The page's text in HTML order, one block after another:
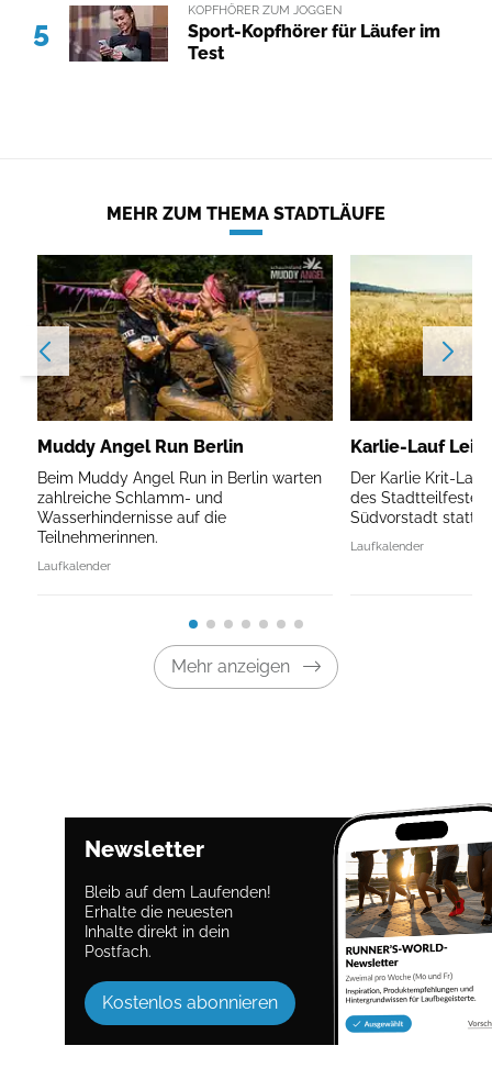
5
KOPFHÖRER ZUM JOGGEN
Sport-Kopfhörer für Läufer im
Test
MEHR ZUM THEMA STADTLÄUFE
Muddy Angel Run Berlin
Beim Muddy Angel Run in Berlin warten
zahlreiche Schlamm- und
Wasserhindernisse auf die
Teilnehmerinnen.
Laufkalender
Karlie-Lauf
Der Karlie Krit-
des Stadtteilfestes
Südvorstadt statt.
Laufkalender
Mehr anzeigen
Newsletter
Bleib auf dem Laufenden!
Erhalte die neuesten
Inhalte direkt in dein
Postfach.
Kostenlos abonnieren